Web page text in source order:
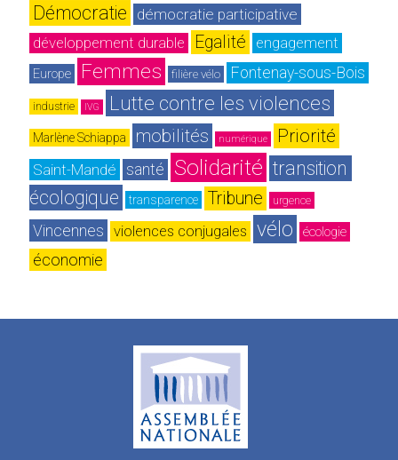
Démocratie démocratie participative
développement durable Egalité engagement
Europe Femmes filière vélo Fontenay-sous-Bois
industrie IVG Lutte contre les violences
Marlène Schiappa mobilités numérique Priorité
Saint-Mandé santé Solidarité transition
écologique
transparence Tribune urgence
Vincennes violences conjugales vélo écologie
économie